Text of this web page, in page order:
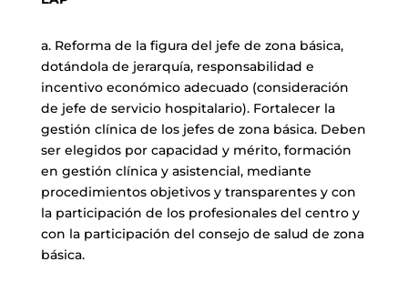
a. Reforma de la figura del jefe de zona básica,
dotándola de jerarquía, responsabilidad e
incentivo económico adecuado (consideración
de jefe de servicio hospitalario). Fortalecer la
gestión clínica de los jefes de zona básica. Deben
ser elegidos por capacidad y mérito, formación
en gestión clínica y asistencial, mediante
procedimientos objetivos y transparentes y con
la participación de los profesionales del centro y
con la participación del consejo de salud de zona
básica.